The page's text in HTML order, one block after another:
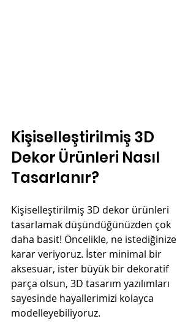
Kişiselleştirilmiş 3D
Dekor Ürünleri Nasıl
Tasarlanır?
Kişiselleştirilmiş 3D dekor ürünleri
tasarlamak düşündüğünüzden çok
daha basit! Öncelikle, ne istediğinize
karar veriyoruz. İster minimal bir
aksesuar, ister büyük bir dekoratif
parça olsun, 3D tasarım yazılımları
sayesinde hayallerimizi kolayca
modelleyebiliyoruz.